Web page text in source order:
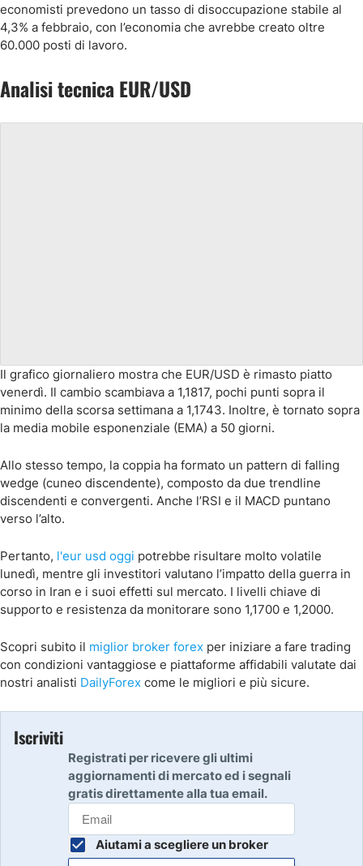
economisti prevedono un tasso di disoccupazione stabile al
4,3% a febbraio, con l’economia che avrebbe creato oltre
60.000 posti di lavoro.
Analisi tecnica EUR/USD
Il grafico giornaliero mostra che EUR/USD è rimasto piatto
venerdì. Il cambio scambiava a 1,1817, pochi punti sopra il
minimo della scorsa settimana a 1,1743. Inoltre, è tornato sopra
la media mobile esponenziale (EMA) a 50 giorni.
Allo stesso tempo, la coppia ha formato un pattern di falling
wedge (cuneo discendente), composto da due trendline
discendenti e convergenti. Anche l’RSI e il MACD puntano
verso l’alto.
Pertanto, l'eur usd oggi potrebbe risultare molto volatile
lunedì, mentre gli investitori valutano l’impatto della guerra in
corso in Iran e i suoi effetti sul mercato. I livelli chiave di
supporto e resistenza da monitorare sono 1,1700 e 1,2000.
Scopri subito il miglior broker forex per iniziare a fare trading
con condizioni vantaggiose e piattaforme affidabili valutate dai
nostri analisti DailyForex come le migliori e più sicure.
Iscriviti
Registrati per ricevere gli ultimi
aggiornamenti di mercato ed i segnali
gratis direttamente alla tua email.
Aiutami a scegliere un broker